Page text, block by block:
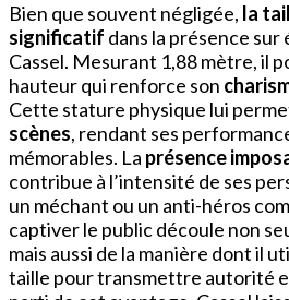
Bien que souvent négligée, la
significatif dans la présence
Cassel. Mesurant 1,88 mètre, il
hauteur qui renforce son
Cette stature physique lui
scènes, rendant ses
mémorables. La présence
contribue à l’intensité de ses
un méchant ou un anti-héros
captiver le public découle non
mais aussi de la manière dont il
taille pour transmettre autorité